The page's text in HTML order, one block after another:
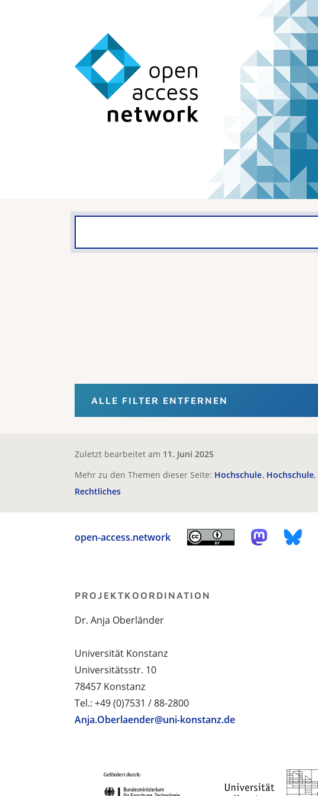
ALLE FILTER ENTFERNEN
Zuletzt bearbeitet am 11. Juni 2025
Mehr zu den Themen dieser Seite: Hochschule Hochschule
Rechtliches
open-access.network
PROJEKTKOORDINATION
Dr. Anja Oberländer
Universität Konstanz
Universitätsstr. 10
78457 Konstanz
Tel.: +49 (0)7531 / 88-2800
Anja.Oberlaender@uni-konstanz.de